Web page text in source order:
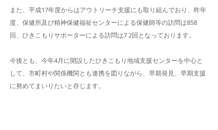
また、平成17年度からはアウトリーチ支援にも取り組んでおり、昨年
度、保健所及び精神保健福祉センターによる保健師等の訪問は858
回、ひきこもりサボーターによる訪問は7 2回となっております。
今後とも、今年4月に開設したひきこもり地域支援センターを中心と
して、市町村や関係機関とも連携を図りながら、早期発見、早期支援
に努めてまいりたいと存じます。